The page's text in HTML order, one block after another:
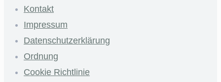
Kontakt
Impressum
Datenschutzerklärung
Ordnung
Cookie Richtlinie